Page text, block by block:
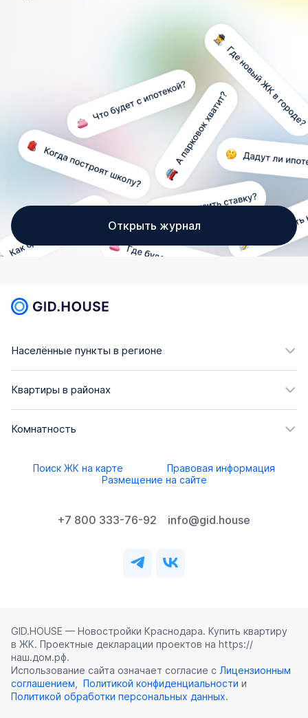
Открыть журнал
Населённые пункты в регионе
Квартиры в районах
Комнатность
Поиск ЖК на карте
Правовая информация
Размещение на сайте
+7 800 333-76-92 info@gid.house
GID.HOUSE — Новостройки Краснодара. Купить квартиру
в ЖК. Проектные декларации проектов на https://
наш.дом.рф.
Использование сайта означает согласие с Лицензионным
соглашением
Политикой конфиденциальности и
Политикой обработки персональных данных.